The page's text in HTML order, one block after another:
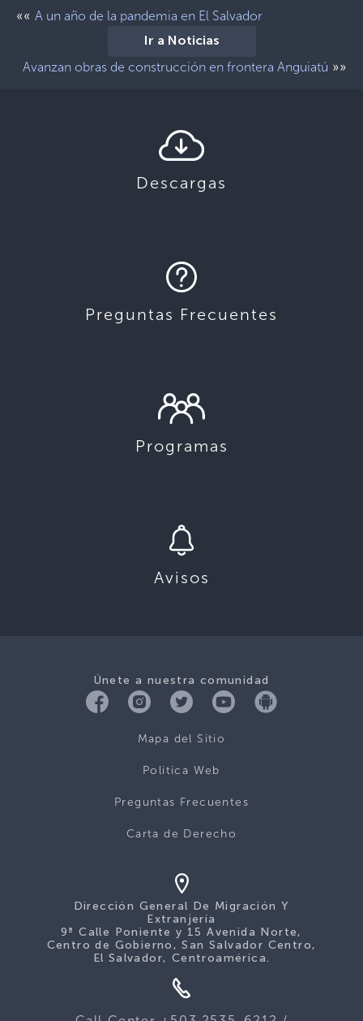
«« A un año de la pandemia en El Salvador
Ir a Noticias
Avanzan obras de construcción en frontera Anguiatú »»
Descargas
Preguntas Frecuentes
Programas
Avisos
Únete a nuestra comunidad
Mapa del Sitio
Politica Web
Preguntas Frecuentes
Carta de Derecho
Dirección General De Migración Y
Extranjería
9ª Calle Poniente y 15 Avenida Norte,
Centro de Gobierno, San Salvador Centro,
El Salvador, Centroamérica.